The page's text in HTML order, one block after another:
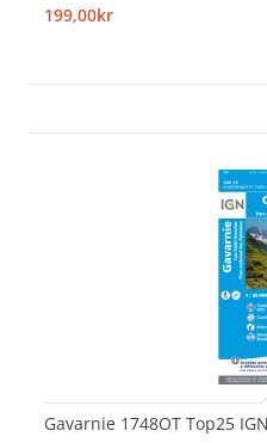
199,00kr
Gavarnie 1748OT Top25 IGN